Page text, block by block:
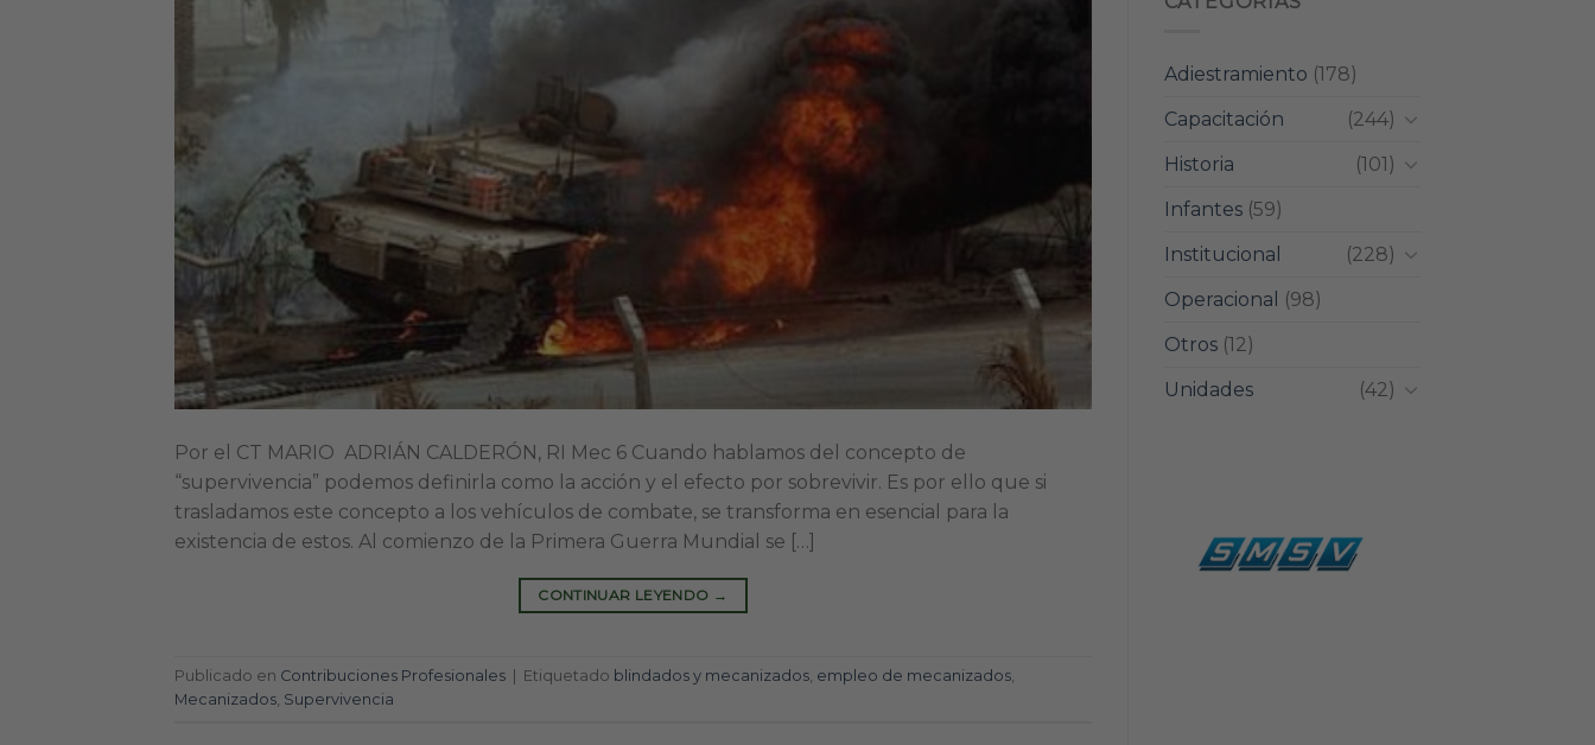
Por el CT MARIO ADRIÁN CALDERÓN, RI Mec 6 Cuando hablamos del concepto de
“supervivencia” podemos definirla como la acción y el efecto por sobrevivir. Es por ello que si
trasladamos este concepto a los vehículos de combate, se transforma en esencial para la
existencia de estos. Al comienzo de la Primera Guerra Mundial se […]
CONTINUAR LEYENDO →
Publicado en Contribuciones Profesionales Etiquetado blindados y mecanizados empleo de mecanizados
Mecanizados Supervivencia
Adiestramiento (178)
Capacitación
(244)
Historia
(101)
Infantes(59)
Institucional
(228)
Operacional
(98)
Otros(12)
Unidades
(42)